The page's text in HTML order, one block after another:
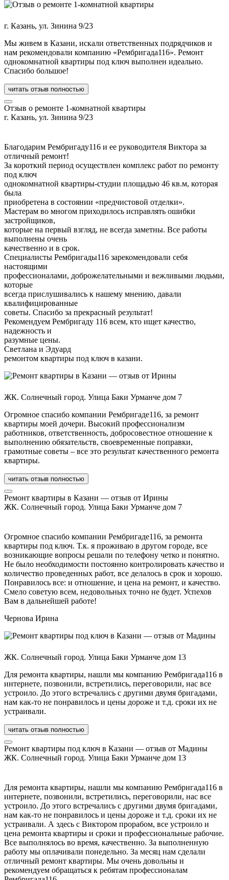
г. Казань, ул. Зинина 9/23
Мы живем в Казани, искали ответственных подрядчиков и
нам рекомендовали компанию «Рембригада116». Ремонт
однокомнатной квартиры под ключ выполнен идеально.
Спасибо большое!
читать отзыв полностью
Отзыв о ремонте 1-комнатной квартиры
г. Казань, ул. Зинина 9/23
Благодарим Рембригаду116 и ее руководителя Виктора за
отличный ремонт!
За короткий период осуществлен комплекс работ по ремонту
под ключ
однокомнатной квартиры-студии площадью 46 кв.м, которая
была
приобретена в состоянии «предчистовой отделки».
Мастерам во многом приходилось исправлять ошибки
застройщиков,
которые на первый взгляд, не всегда заметны. Все работы
выполнены очень
качественно и в срок.
Специалисты Рембригады116 зарекомендовали себя
настоящими
профессионалами, доброжелательными и вежливыми людьми,
которые
всегда прислушивались к нашему мнению, давали
квалифицированные
советы. Спасибо за прекрасный результат!
Рекомендуем Рембригаду 116 всем, кто ищет качество,
надежность и
разумные цены.
Светлана и Эдуард
ремонтом квартиры под ключ в казани.
ЖК. Солнечный город. Улица Баки Урманче дом 7
Огромное спасибо компании Рембригаде116, за ремонт
квартиры моей дочери. Высокий профессионализм
работников, ответственность, добросовестное отношение к
выполнению обязательств, своевременные поправки,
грамотные советы – все это результат качественного ремонта
квартиры.
читать отзыв полностью
Ремонт квартиры в Казани — отзыв от Ирины
ЖК. Солнечный город. Улица Баки Урманче дом 7
Огромное спасибо компании Рембригаде116, за ремонта
квартиры под ключ. Т.к. я проживаю в другом городе, все
возникающие вопросы решали по телефону четко и понятно.
Не было необходимости постоянно контролировать качество и
количество проведенных работ, все делалось в срок и хорошо.
Понравилось все: и отношение, и цена на ремонт, и качество.
Смело советую всем, недовольных точно не будет. Успехов
Вам в дальнейшей работе!
Чернова Ирина
ЖК. Солнечный город. Улица Баки Урманче дом 13
Для ремонта квартиры, нашли мы компанию Рембригада116 в
интернете, позвонили, встретились, переговорили, нас все
устроило. До этого встречались с другими двумя бригадами,
нам как-то не понравилось и цены дороже и т.д. сроки их не
устраивали.
читать отзыв полностью
Ремонт квартиры под ключ в Казани — отзыв от Мадины
ЖК. Солнечный город. Улица Баки Урманче дом 13
Для ремонта квартиры, нашли мы компанию Рембригада116 в
интернете, позвонили, встретились, переговорили, нас все
устроило. До этого встречались с другими двумя бригадами,
нам как-то не понравилось и цены дороже и т.д. сроки их не
устраивали. А здесь с Виктором прорабом, все устроило и
цена ремонта квартиры и сроки и профессиональные рабочие.
Все выполнялось во время, качественно. За выполненную
работу мы оплачивали понедельно. За месяц нам сделали
отличный ремонт квартиры. Мы очень довольны и
рекомендуем обращаться к ребятам профессионалам